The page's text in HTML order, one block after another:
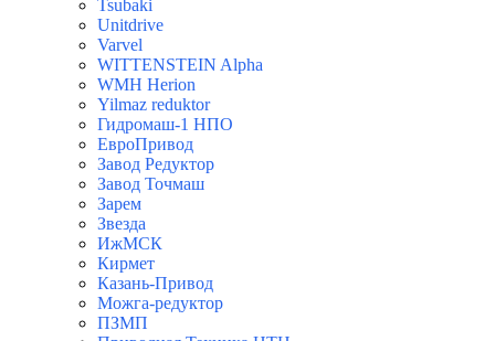
Tsubaki
Unitdrive
Varvel
WITTENSTEIN Alpha
WMH Herion
Yilmaz reduktor
Гидромаш-1 НПО
ЕвроПривод
Завод Редуктор
Завод Точмаш
Зарем
Звезда
ИжМСК
Кирмет
Казань-Привод
Можга-редуктор
ПЗМП